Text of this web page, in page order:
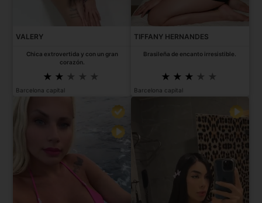
VALERY
Chica extrovertida y con un gran
corazón.
Barcelona capital
TIFFANY HERNANDES
Brasileña de encanto irresistible.
Barcelona capital